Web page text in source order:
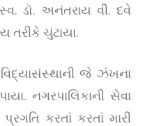
ડૉ. અનંતરાય વી. દવે
તરીકે ચુંટાયા.
જે ઝંખના
નગરપાલિકાની સેવા
કરતાં કરતાં મારી